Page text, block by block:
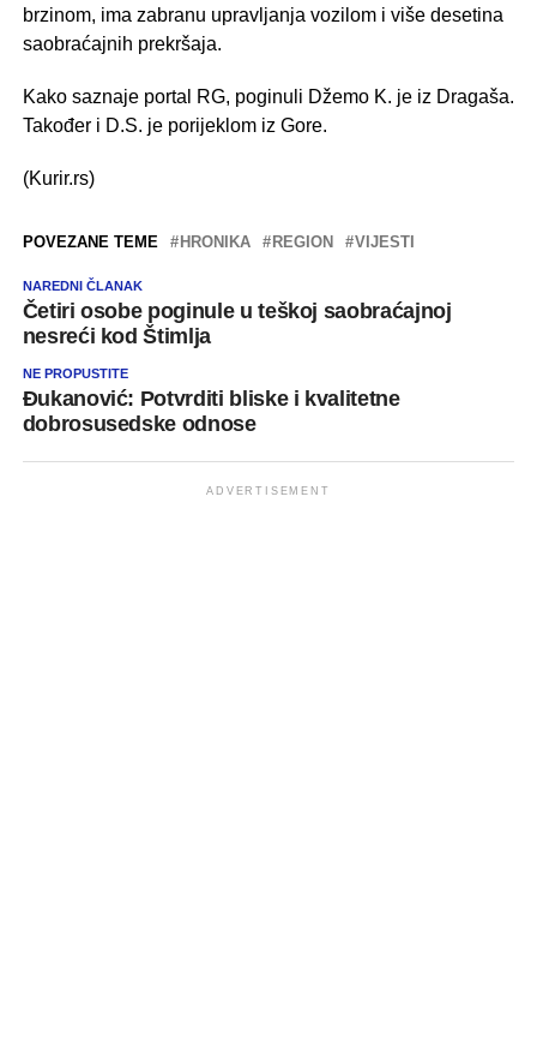
brzinom, ima zabranu upravljanja vozilom i više desetina
saobraćajnih prekršaja.
Kako saznaje portal RG, poginuli Džemo K. je iz Dragaša.
Također i D.S. je porijeklom iz Gore.
(Kurir.rs)
POVEZANE TEME HRONIKA REGION VIJESTI
NAREDNI ČLANAK
Četiri osobe poginule u teškoj saobraćajnoj
nesreći kod Štimlja
NE PROPUSTITE
Đukanović: Potvrditi bliske i kvalitetne
dobrosusedske odnose
ADVERTISEMENT